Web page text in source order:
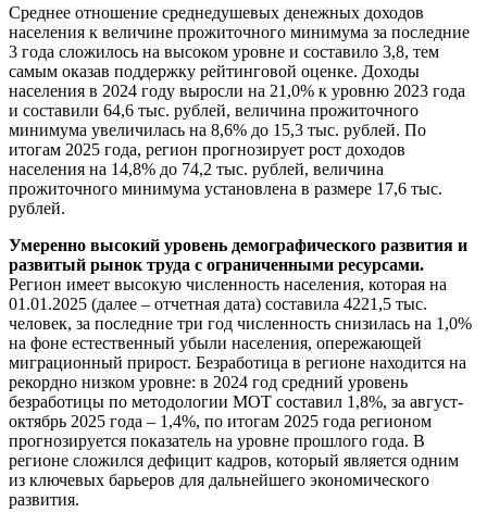
Среднее отношение среднедушевых денежных доходов
населения к величине прожиточного минимума за последние
3 года сложилось на высоком уровне и составило 3,8, тем
самым оказав поддержку рейтинговой оценке. Доходы
населения в 2024 году выросли на 21,0% к уровню 2023 года
и составили 64,6 тыс. рублей, величина прожиточного
минимума увеличилась на 8,6% до 15,3 тыс. рублей. По
итогам 2025 года, регион прогнозирует рост доходов
населения на 14,8% до 74,2 тыс. рублей, величина
прожиточного минимума установлена в размере 17,6 тыс.
рублей.
Умеренно высокий уровень демографического развития и
развитый рынок труда с ограниченными ресурсами.
Регион имеет высокую численность населения, которая на
01.01.2025 (далее – отчетная дата) составила 4221,5 тыс.
человек, за последние три год численность снизилась на 1,0%
на фоне естественный убыли населения, опережающей
миграционный прирост. Безработица в регионе находится на
рекордно низком уровне: в 2024 год средний уровень
безработицы по методологии МОТ составил 1,8%, за август-
октябрь 2025 года – 1,4%, по итогам 2025 года регионом
прогнозируется показатель на уровне прошлого года. В
регионе сложился дефицит кадров, который является одним
из ключевых барьеров для дальнейшего экономического
развития.